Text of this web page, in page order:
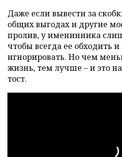
Даже если вывести за
общих выгодах и другие
пролив, у именинника
чтобы всегда ее обходить
игнорировать. Но чем
жизнь, тем лучше – и это
тост.